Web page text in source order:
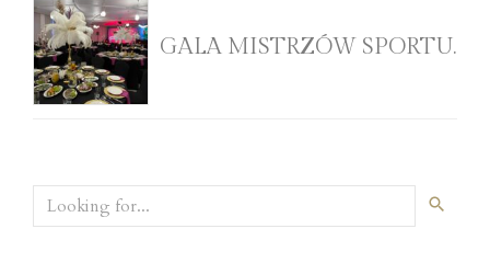
GALA MISTRZÓW SPORTU.